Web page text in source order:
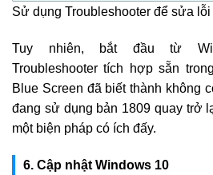
Sử dụng Troubleshooter để sửa lỗi
Tuy nhiên, bắt đầu từ
Troubleshooter tích hợp sẵn
Blue Screen đã biết thành không
đang sử dụng bản 1809 quay trở
một biện pháp có ích đấy.
6. Cập nhật Windows 10